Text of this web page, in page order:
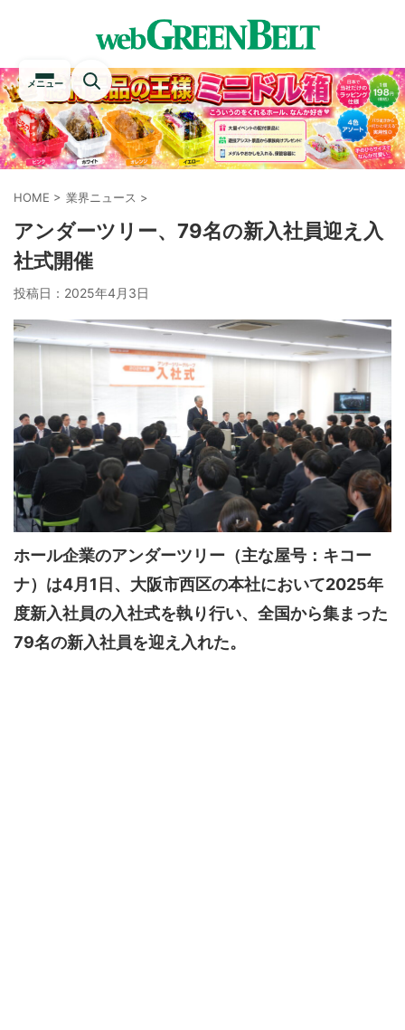
メニュー
HOME > 業界ニュース >
アンダーツリー、79名の新入社員迎え入
社式開催
投稿日： 2025年4月3日
ホール企業のアンダーツリー（主な屋号：キコー
ナ）は4月1日、大阪市西区の本社において2025年
度新入社員の入社式を執り行い、全国から集まった
79名の新入社員を迎え入れた。